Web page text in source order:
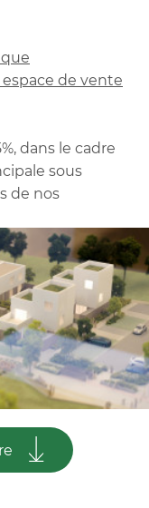
de vente
dans le cadre
sous
de nos